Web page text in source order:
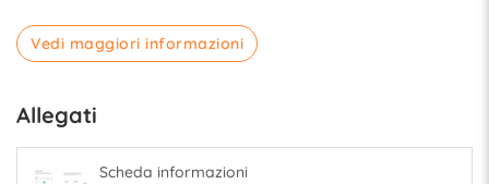
Vedi maggiori informazioni
Allegati
Scheda informazioni